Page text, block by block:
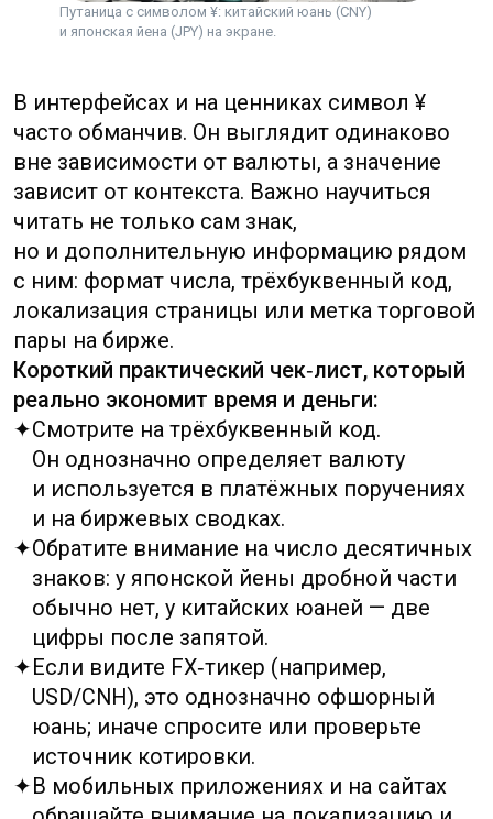
Путаница с символом ¥: китайский юань (CNY)
и японская йена (JPY) на экране.
занимает секунду и может сэкономить
значительную сумму.
RMB vs CNY: когда и где
применяется каждое
обозначение
RMB часто встречается в тексте
и разговоре как краткая метка для
народных денег, тогда как CNY — это
формальный код по стандарту ISO 4217.
Это различие похоже на разницу между
именем страны и её официальным кодом.
Для повседневной коммуникации
допустимо употреблять RMB,
но в юридических и платёжных
документах лучше опираться на CNY:
он однозначно интерпретируется банками
и бухгалтерскими системами.
Когда дело касается договоров, расчётов
и отчётности, указывайте код рядом
с названием валюты. Это убережёт